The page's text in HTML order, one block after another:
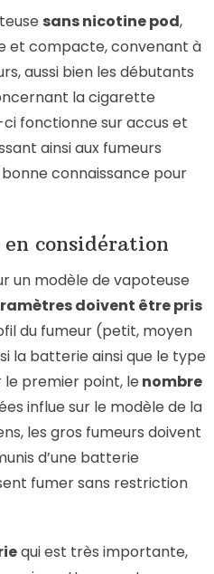
sans nicotine pod,
et compacte, convenant à
aussi bien les débutants
la cigarette
fonctionne sur accus et
ainsi aux fumeurs
connaissance pour
considération
un modèle de vapoteuse
doivent être pris
du fumeur (petit, moyen
la batterie ainsi que le type
le premier point, le nombre
influe sur le modèle de la
les gros fumeurs doivent
d’une batterie
fumer sans restriction
qui est très importante,